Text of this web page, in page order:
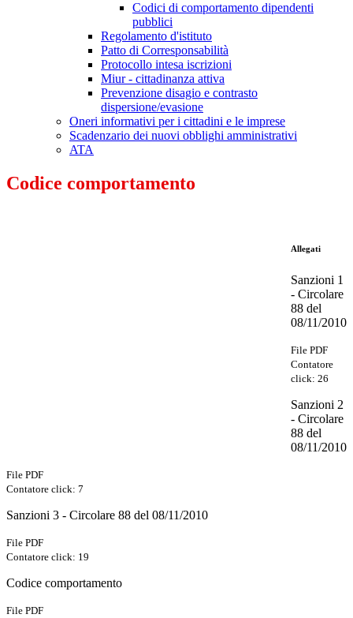
Codici di comportamento dipendenti
pubblici
Regolamento d'istituto
Patto di Corresponsabilità
Protocollo intesa iscrizioni
Miur - cittadinanza attiva
Prevenzione disagio e contrasto
dispersione/evasione
Oneri informativi per i cittadini e le imprese
Scadenzario dei nuovi obblighi amministrativi
ATA
Codice comportamento
Allegati
Sanzioni 1
- Circolare
88 del
08/11/2010
File PDF
Contatore
click: 26
Sanzioni 2
- Circolare
88 del
08/11/2010
File PDF
Contatore click: 7
Sanzioni 3 - Circolare 88 del 08/11/2010
File PDF
Contatore click: 19
Codice comportamento
File PDF